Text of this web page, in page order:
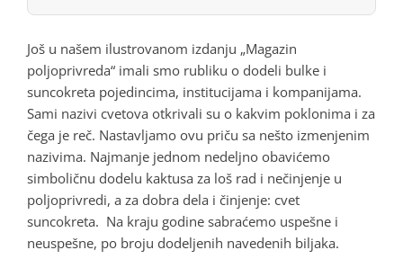
Još u našem ilustrovanom izdanju „Magazin
poljoprivreda“ imali smo rubliku o dodeli bulke i
suncokreta pojedincima, institucijama i kompanijama.
Sami nazivi cvetova otkrivali su o kakvim poklonima i za
čega je reč. Nastavljamo ovu priču sa nešto izmenjenim
nazivima. Najmanje jednom nedeljno obavićemo
simboličnu dodelu kaktusa za loš rad i nečinjenje u
poljoprivredi, a za dobra dela i činjenje: cvet
suncokreta. Na kraju godine sabraćemo uspešne i
neuspešne, po broju dodeljenih navedenih biljaka.